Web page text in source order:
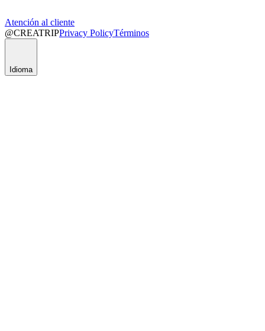
Atención al cliente
@CREATRIPPrivacy PolicyTérminos
Idioma